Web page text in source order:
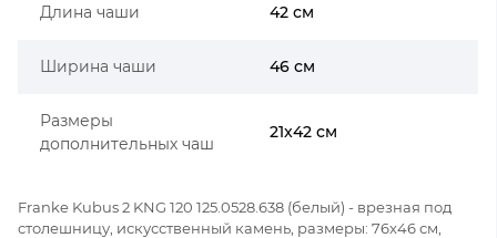
Длина чаши 42 см
Ширина чаши 46 см
Размеры
дополнительных чаш
21x42 см
Franke Kubus 2 KNG 120 125.0528.638 (белый) - врезная под
столешницу, искусственный камень, размеры: 76x46 см,